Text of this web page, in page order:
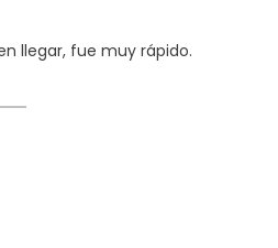
llegar, fue muy rápido.